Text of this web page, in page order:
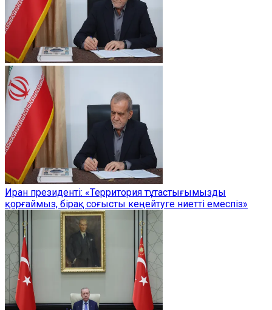
Иран президенті: «Территория тұтастығымызды
қорғаймыз, бірақ соғысты кеңейтуге ниетті емеспіз»